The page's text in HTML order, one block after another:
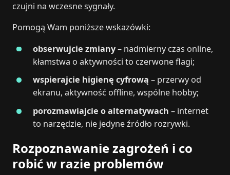
czujni na wczesne sygnały.
Pomogą Wam poniższe wskazówki:
obserwujcie zmiany– nadmierny czas online,
kłamstwa o aktywności to czerwone flagi;
wspierajcie higienę cyfrową – przerwy od
ekranu, aktywność offline, wspólne hobby;
porozmawiajcie o alternatywach – internet
to narzędzie, nie jedyne źródło rozrywki.
Rozpoznawanie zagrożeń i co
robić w razie problemów